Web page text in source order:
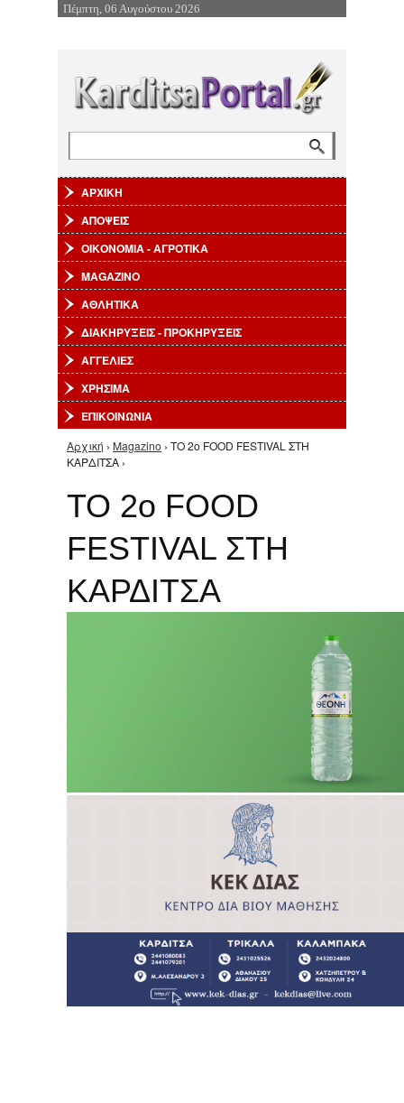
Επιστροφή στην Πλοήγηση
Πέμπτη, 06 Αυγούστου 2026
ΑΡΧΙΚΗ
ΑΠΟΨΕΙΣ
ΟΙΚΟΝΟΜΙΑ - ΑΓΡΟΤΙΚΑ
MAGAZINO
ΑΘΛΗΤΙΚΑ
ΔΙΑΚΗΡΥΞΕΙΣ - ΠΡΟΚΗΡΥΞΕΙΣ
ΑΓΓΕΛΙΕΣ
ΧΡΗΣΙΜΑ
ΕΠΙΚΟΙΝΩΝΙΑ
Είστε εδώ
Αρχική › Magazino › ΤΟ 2ο FOOD FESTIVAL ΣΤΗ
ΚΑΡΔΙΤΣΑ ›
ΤΟ 2ο FOOD
FESTIVAL ΣΤΗ
ΚΑΡΔΙΤΣΑ